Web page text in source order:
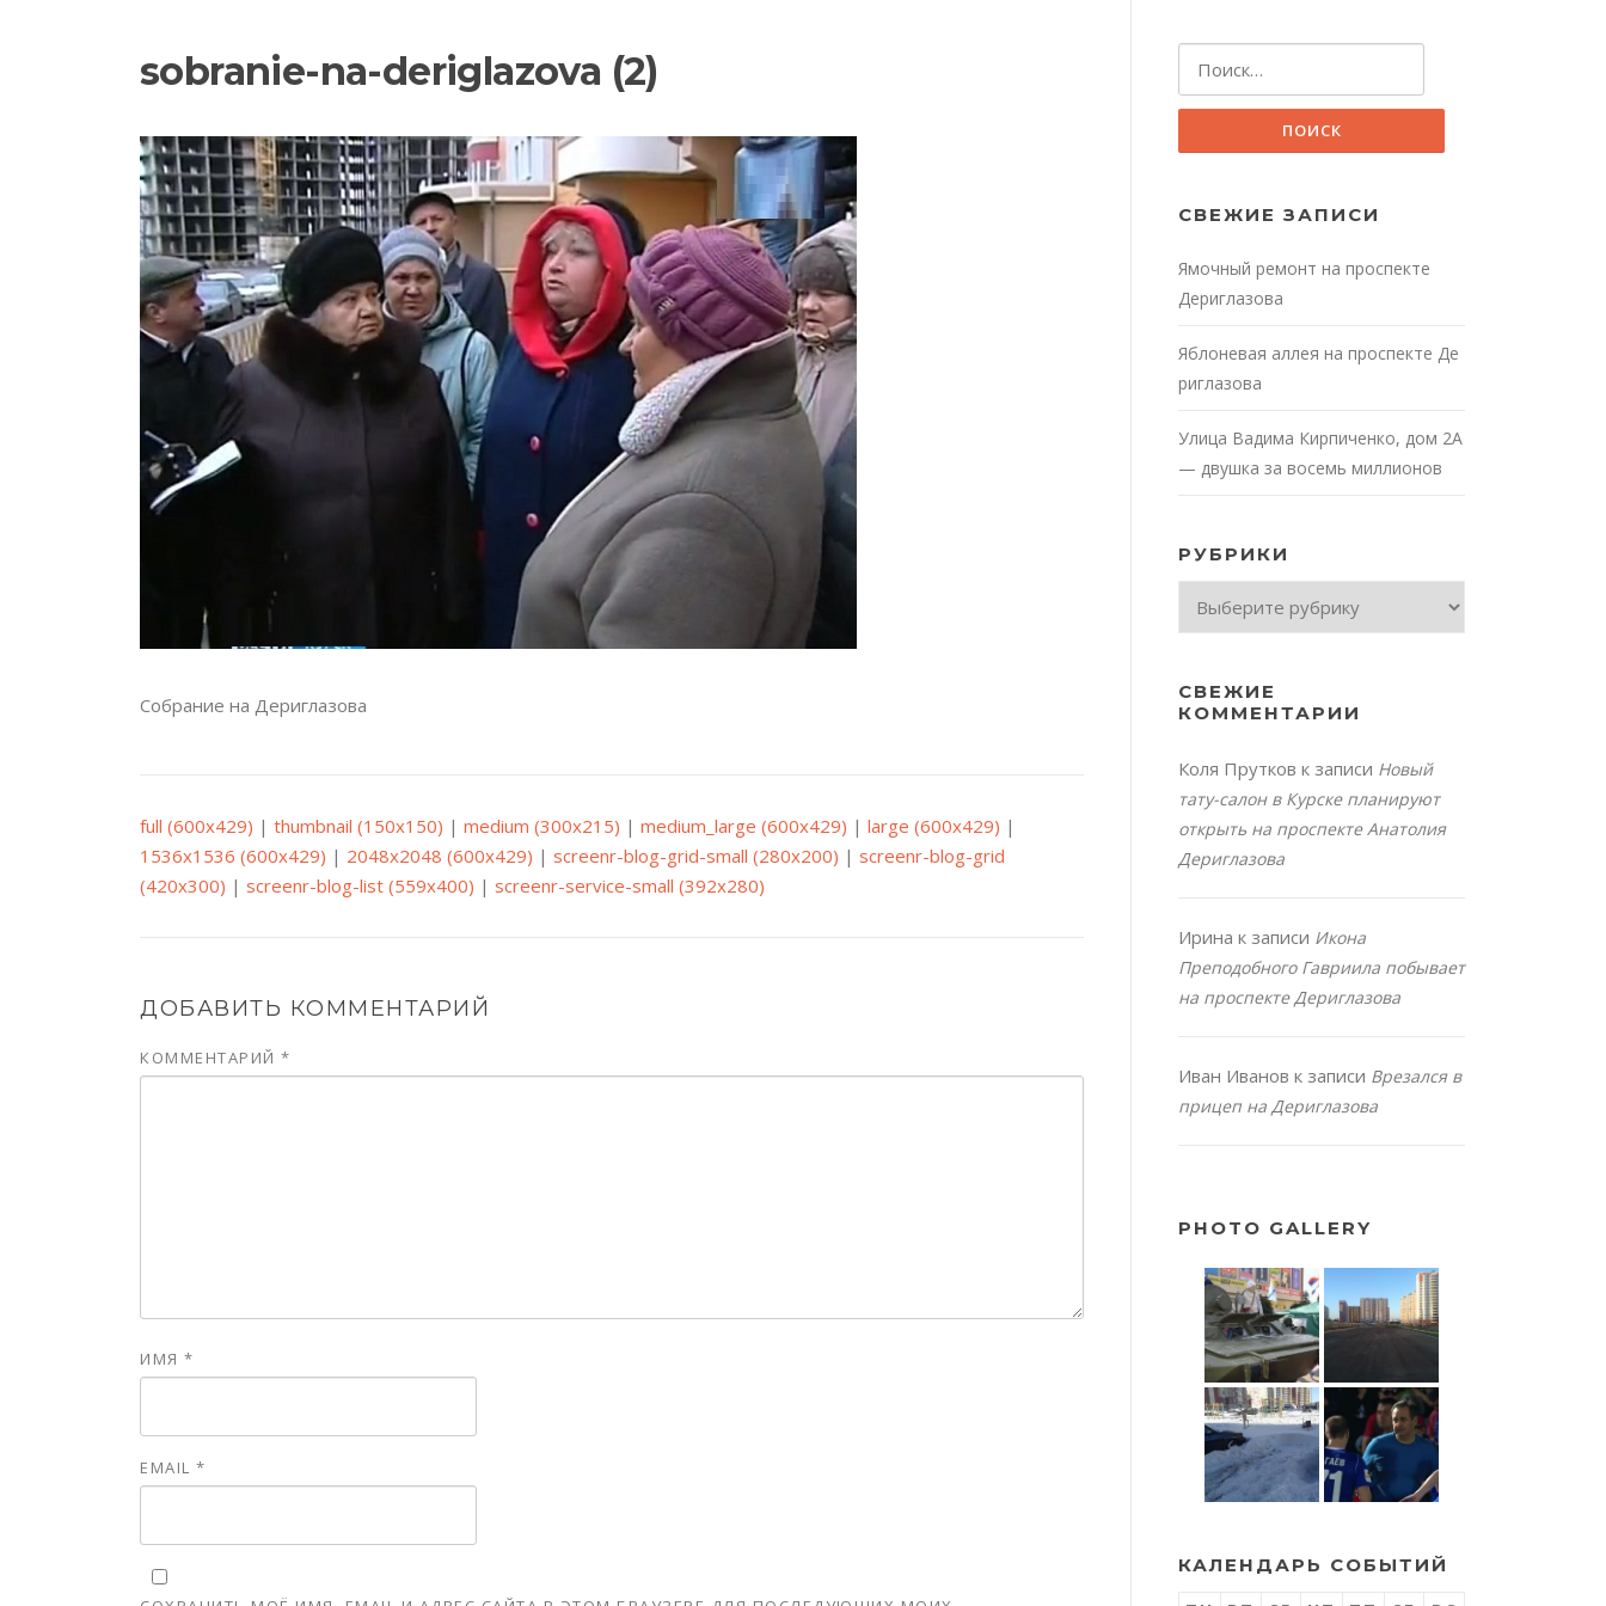
sobranie-na-deriglazova (2)
Собрание на Дериглазова
full (600x429) | thumbnail (150x150) | medium (300x215) | medium_large (600x429) | large (600x429) |
1536x1536 (600x429) | 2048x2048 (600x429) | screenr-blog-grid-small (280x200) | screenr-blog-grid
(420x300) | screenr-blog-list (559x400) | screenr-service-small (392x280)
ДОБАВИТЬ КОММЕНТАРИЙ
КОММЕНТАРИЙ *
ИМЯ *
EMAIL *
СВЕЖИЕ ЗАПИСИ
Ямочный ремонт на проспекте
Дериглазова
Яблоневая аллея на проспекте Де
риглазова
Улица Вадима Кирпиченко, дом 2А
— двушка за восемь миллионов
РУБРИКИ
СВЕЖИЕ
КОММЕНТАРИИ
Коля Прутков к записи Новый
тату-салон в Курске планируют
открыть на проспекте Анатолия
Дериглазова
Ирина к записи Икона
Преподобного Гавриила побывает
на проспекте Дериглазова
Иван Иванов к записи Врезался в
прицеп на Дериглазова
PHOTO GALLERY
КАЛЕНДАРЬ СОБЫТИЙ